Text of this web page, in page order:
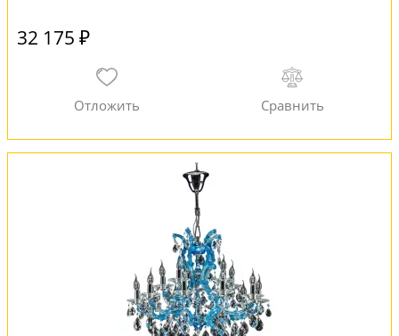
32 175 ₽